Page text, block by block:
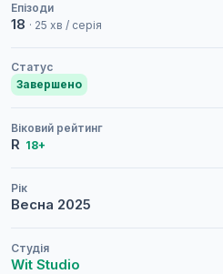
Епізоди
18 · 25 хв / серія
Статус
Завершено
Віковий рейтинг
R 18+
Рік
Весна 2025
Студія
Wit Studio